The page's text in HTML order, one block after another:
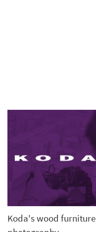
Koda's wood furniture